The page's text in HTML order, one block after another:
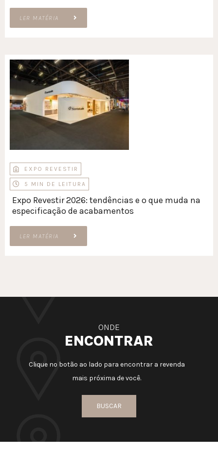
LER MATÉRIA
EXPO REVESTIR
5 MIN DE LEITURA
Expo Revestir 2026: tendências e o que muda na
especificação de acabamentos
LER MATÉRIA
ONDE
ENCONTRAR
Clique no botão ao lado para encontrar a revenda
mais próxima de você.
BUSCAR